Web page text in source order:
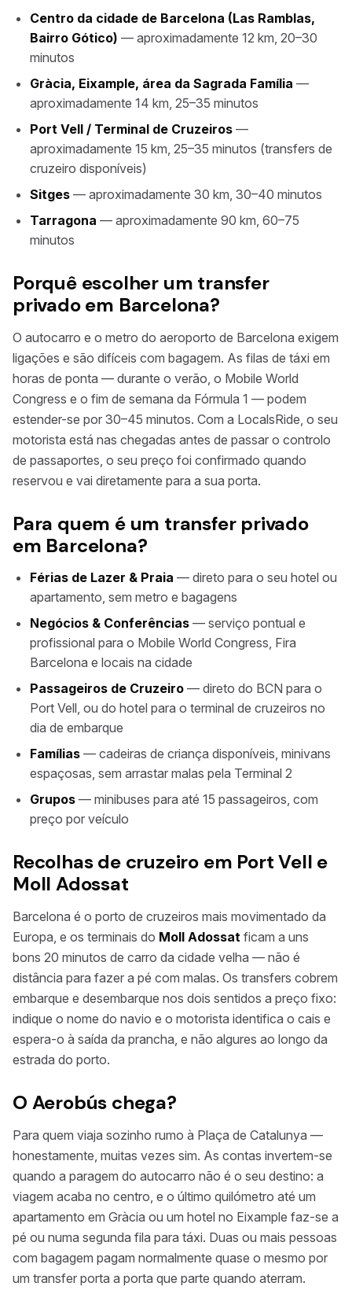
Centro da cidade de Barcelona (Las Ramblas,
Bairro Gótico) — aproximadamente 12 km, 20–30
minutos
Gràcia, Eixample, área da Sagrada Família —
aproximadamente 14 km, 25–35 minutos
Port Vell / Terminal de Cruzeiros —
aproximadamente 15 km, 25–35 minutos (transfers de
cruzeiro disponíveis)
Sitges — aproximadamente 30 km, 30–40 minutos
Tarragona — aproximadamente 90 km, 60–75
minutos
Porquê escolher um transfer
privado em Barcelona?
O autocarro e o metro do aeroporto de Barcelona exigem
ligações e são difíceis com bagagem. As filas de táxi em
horas de ponta — durante o verão, o Mobile World
Congress e o fim de semana da Fórmula 1 — podem
estender-se por 30–45 minutos. Com a LocalsRide, o seu
motorista está nas chegadas antes de passar o controlo
de passaportes, o seu preço foi confirmado quando
reservou e vai diretamente para a sua porta.
Para quem é um transfer privado
em Barcelona?
Férias de Lazer & Praia — direto para o seu hotel ou
apartamento, sem metro e bagagens
Negócios & Conferências — serviço pontual e
profissional para o Mobile World Congress, Fira
Barcelona e locais na cidade
Passageiros de Cruzeiro — direto do BCN para o
Port Vell, ou do hotel para o terminal de cruzeiros no
dia de embarque
Famílias — cadeiras de criança disponíveis, minivans
espaçosas, sem arrastar malas pela Terminal 2
Grupos — minibuses para até 15 passageiros, com
preço por veículo
Recolhas de cruzeiro em Port Vell e
Moll Adossat
Barcelona é o porto de cruzeiros mais movimentado da
Europa, e os terminais do Moll Adossat ficam a uns
bons 20 minutos de carro da cidade velha — não é
distância para fazer a pé com malas. Os transfers cobrem
embarque e desembarque nos dois sentidos a preço fixo:
indique o nome do navio e o motorista identifica o cais e
espera-o à saída da prancha, e não algures ao longo da
estrada do porto.
O Aerobús chega?
Para quem viaja sozinho rumo à Plaça de Catalunya —
honestamente, muitas vezes sim. As contas invertem-se
quando a paragem do autocarro não é o seu destino: a
viagem acaba no centro, e o último quilómetro até um
apartamento em Gràcia ou um hotel no Eixample faz-se a
pé ou numa segunda fila para táxi. Duas ou mais pessoas
com bagagem pagam normalmente quase o mesmo por
um transfer porta a porta que parte quando aterram.